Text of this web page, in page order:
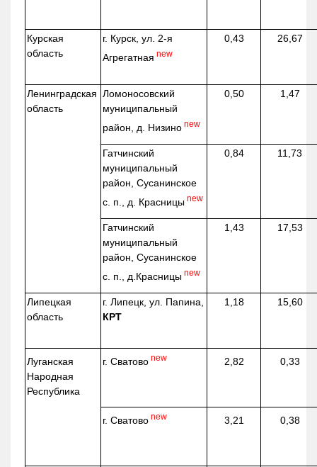
Курская
область
г. Курск, ул. 2-я
Агрегатная new
0,43 26,67
Ленинградская
область
Ломоносовский
муниципальный
район, д. Низино new
0,50 1,47
Гатчинский
муниципальный
район, Сусанинское
с. п., д. Красницы new
0,84 11,73
Гатчинский
муниципальный
район, Сусанинское
с. п., д.Красницы new
1,43 17,53
Липецкая
область
г. Липецк, ул. Папина,
КРТ
1,18 15,60
Луганская
Народная
Республика
г. Сватово new 2,82 0,33
г. Сватово new 3,21 0,38